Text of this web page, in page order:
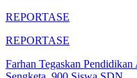
REPORTASE
REPORTASE
Farhan Tegaskan